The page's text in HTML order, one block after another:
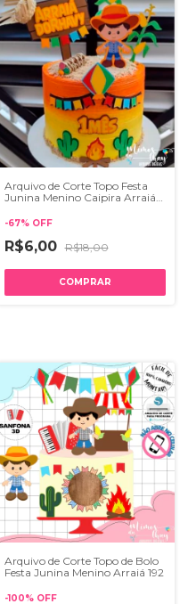
Arquivo de Corte Topo Festa
Junina Menino Caipira Arraiá
-67% OFF
R$6,00 R$18,00
Arquivo de Corte Topo de Bolo
Festa Junina Menino Arraiá 192
-100% OFF